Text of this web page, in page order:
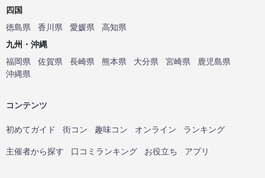
四国
徳島県
香川県 愛媛県
高知県
九州・沖縄
福岡県
佐賀県 長崎県 熊本県 大分県 宮崎県
鹿児島県
沖縄県
コンテンツ
初めてガイド 街コン 趣味コン オンライン ランキング
主催者から探す 口コミランキング お役立ち アプリ